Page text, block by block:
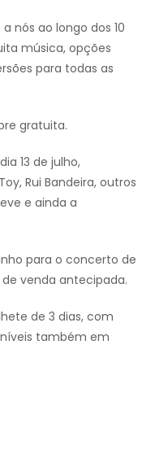
nós ao longo dos 10
música, opções
para todas as
gratuita.
13 de julho,
Rui Bandeira, outros
e ainda a
para o concerto de
venda antecipada.
de 3 dias, com
também em